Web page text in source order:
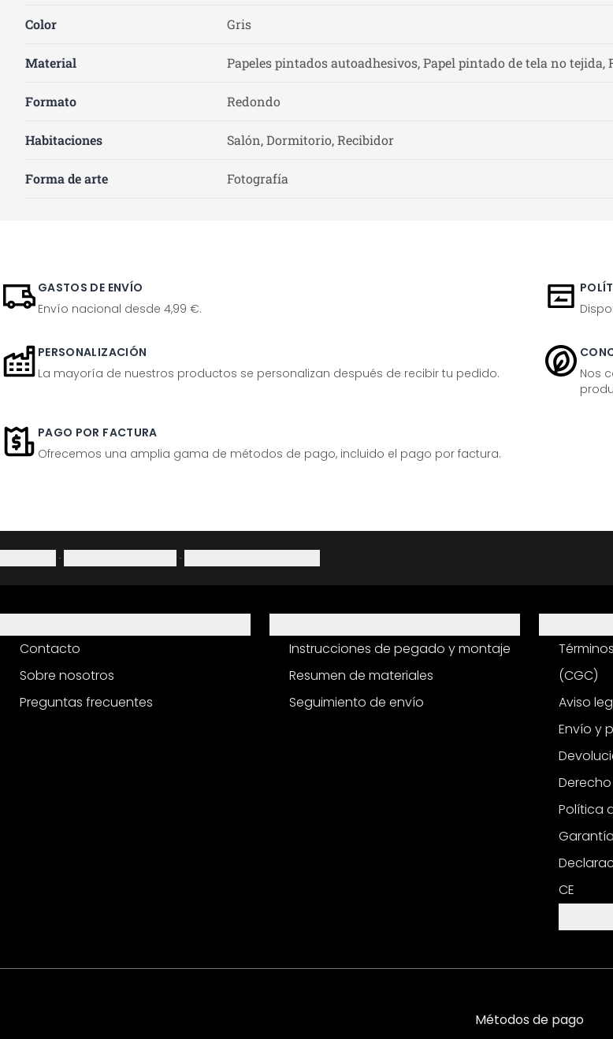
Color Gris
Material Papeles pintados autoadhesivos, Papel pintado de tela no tejida,
Formato Redondo
Habitaciones Salón, Dormitorio, Recibidor
Forma de arte Fotografía
GASTOS DE ENVÍO
Envío nacional desde 4,99 €.
PERSONALIZACIÓN
La mayoría de nuestros productos se personalizan después de recibir tu pedido.
Nos
PAGO POR FACTURA
Ofrecemos una amplia gama de métodos de pago, incluido el pago por factura.
· ·
Contacto
Sobre nosotros
Preguntas frecuentes
Instrucciones de pegado y montaje
Resumen de materiales
Seguimiento de envío
(CGC)
Aviso
Envío y
Política
Garantía
CE
Métodos de pago